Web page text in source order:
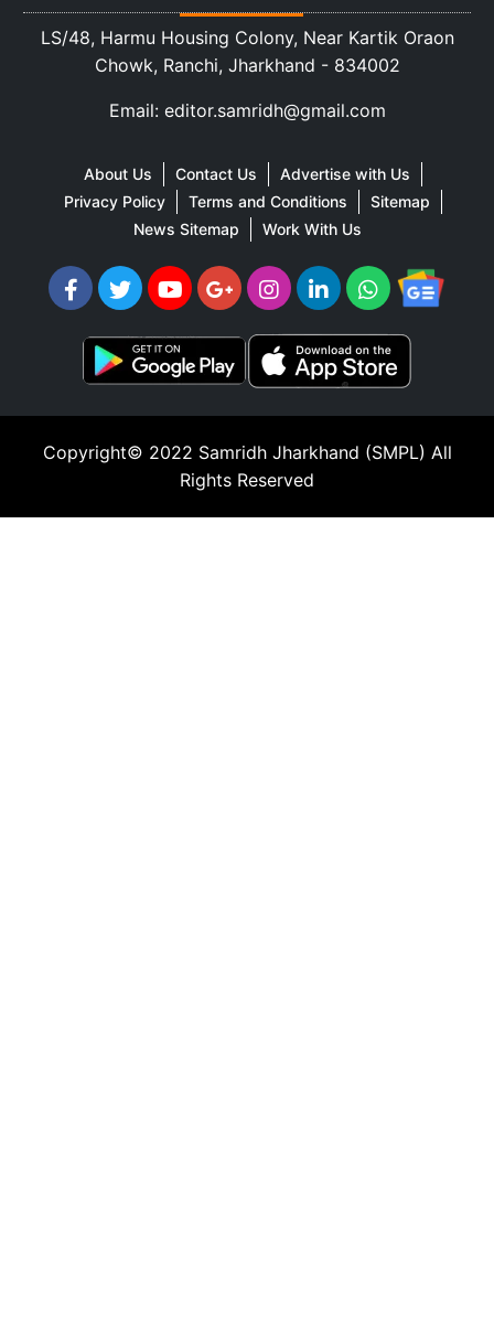
LS/48, Harmu Housing Colony, Near Kartik Oraon
Chowk, Ranchi, Jharkhand - 834002
Email: editor.samridh@gmail.com
About Us Contact Us
Advertise with Us
Privacy Policy
Terms and Conditions
Sitemap
News Sitemap
Work With Us
Copyright© 2022 Samridh Jharkhand (SMPL) All
Rights Reserved